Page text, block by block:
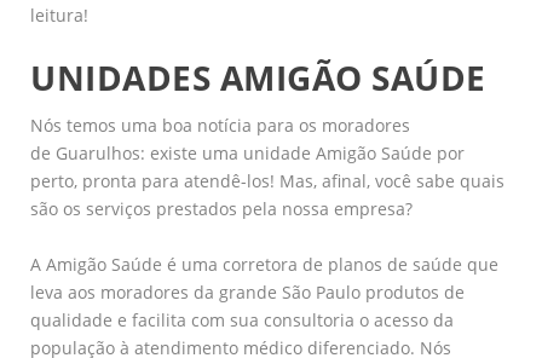
leitura!
UNIDADES AMIGÃO SAÚDE
Nós temos uma boa notícia para os moradores
de Guarulhos: existe uma unidade Amigão Saúde por
perto, pronta para atendê-los! Mas, afinal, você sabe quais
são os serviços prestados pela nossa empresa?
A Amigão Saúde é uma corretora de planos de saúde que
leva aos moradores da grande São Paulo produtos de
qualidade e facilita com sua consultoria o acesso da
população à atendimento médico diferenciado. Nós